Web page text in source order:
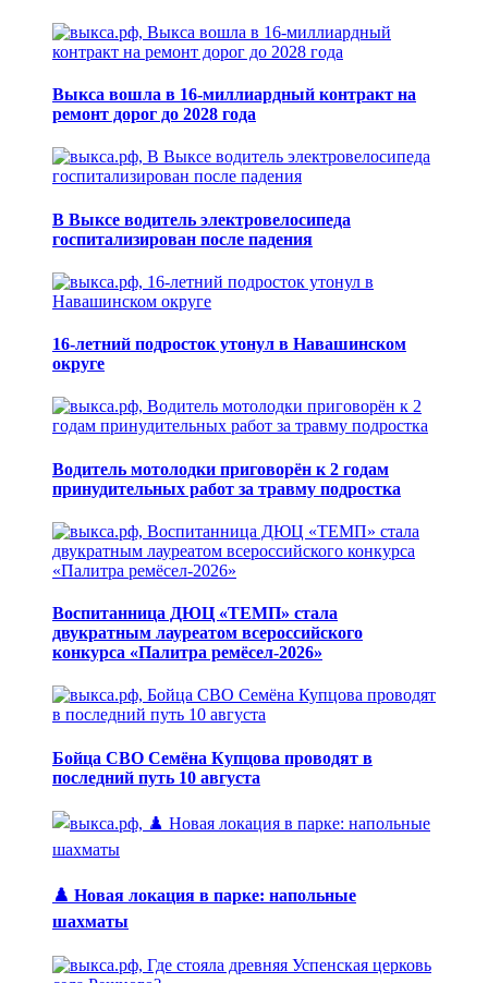
Выкса вошла в 16-миллиардный контракт на
ремонт дорог до 2028 года
В Выксе водитель электровелосипеда
госпитализирован после падения
16-летний подросток утонул в Навашинском
округе
Водитель мотолодки приговорён к 2 годам
принудительных работ за травму подростка
Воспитанница ДЮЦ «ТЕМП» стала
двукратным лауреатом всероссийского
конкурса «Палитра ремёсел-2026»
Бойца СВО Семёна Купцова проводят в
последний путь 10 августа
♟️ Новая локация в парке: напольные
шахматы